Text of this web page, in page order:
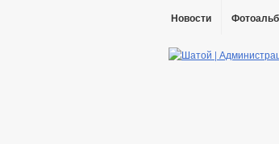
Новости